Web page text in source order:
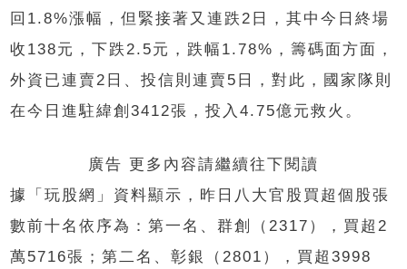
回1.8%漲幅，但緊接著又連跌2日，其中今日終場
收138元，下跌2.5元，跌幅1.78%，籌碼面方面，
外資已連賣2日、投信則連賣5日，對此，國家隊則
在今日進駐緯創3412張，投入4.75億元救火。
廣告 更多內容請繼續往下閱讀
據「玩股網」資料顯示，昨日八大官股買超個股張
數前十名依序為：第一名、群創（2317），買超2
萬5716張；第二名、彰銀（2801），買超3998